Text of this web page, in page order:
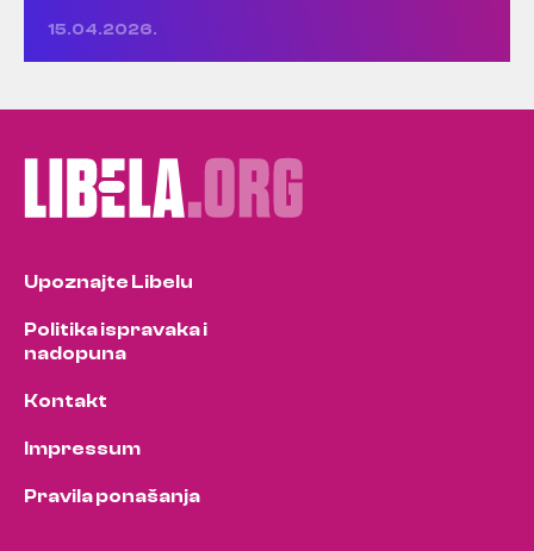
15.04.2026.
Upoznajte Libelu
Politika ispravaka i
nadopuna
Kontakt
Impressum
Pravila ponašanja